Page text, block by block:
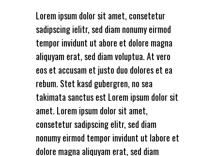
Lorem ipsum dolor sit amet, consetetur
sadipscing ielitr, sed diam nonumy eirmod
tempor invidunt ut abore et dolore magna
aliquyam erat, sed diam voluptua. At vero
eos et accusam et justo duo dolores et ea
rebum. Stet kasd gubergren, no sea
takimata sanctus est Lorem ipsum dolor sit
amet. Lorem ipsum dolor sit amet,
consetetur sadipscing elitr, sed diam
nonumy eirmod tempor invidunt ut labore et
dolore magna aliquyam erat, sed diam